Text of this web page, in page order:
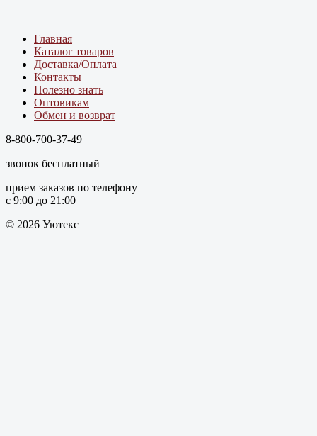
Главная
Каталог товаров
Доставка/Оплата
Контакты
Полезно знать
Оптовикам
Обмен и возврат
8-800-700-37-49
звонок бесплатный
прием заказов по телефону
с 9:00 до 21:00
© 2026 Уютекс